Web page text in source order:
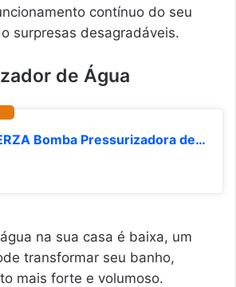
contínuo do seu
surpresas desagradáveis.
de Água
TRUERZA Bomba Pressurizadora de Água, 300W, 2100L/h, 100-240V, Automática, Ajustável, Silenciosa
na sua casa é baixa, um
transformar seu banho,
mais forte e volumoso.